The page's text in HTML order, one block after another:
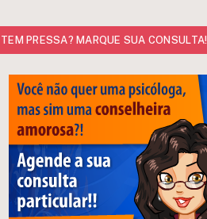
TEM PRESSA? MARQUE SUA CONSULTA!